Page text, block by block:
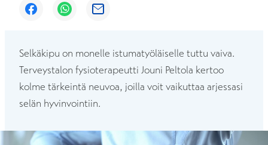
Avautuu uuteen ikkunaan
Avautuu uuteen ikkunaan
Avautuu uuteen ikkunaan
Selkäkipu on monelle istumatyöläiselle tuttu vaiva.
Terveystalon fysioterapeutti Jouni Peltola kertoo
kolme tärkeintä neuvoa, joilla voit vaikuttaa arjessasi
selän hyvinvointiin.